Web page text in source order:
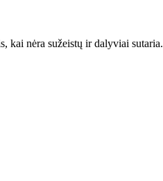
kai nėra sužeistų ir dalyviai sutaria.